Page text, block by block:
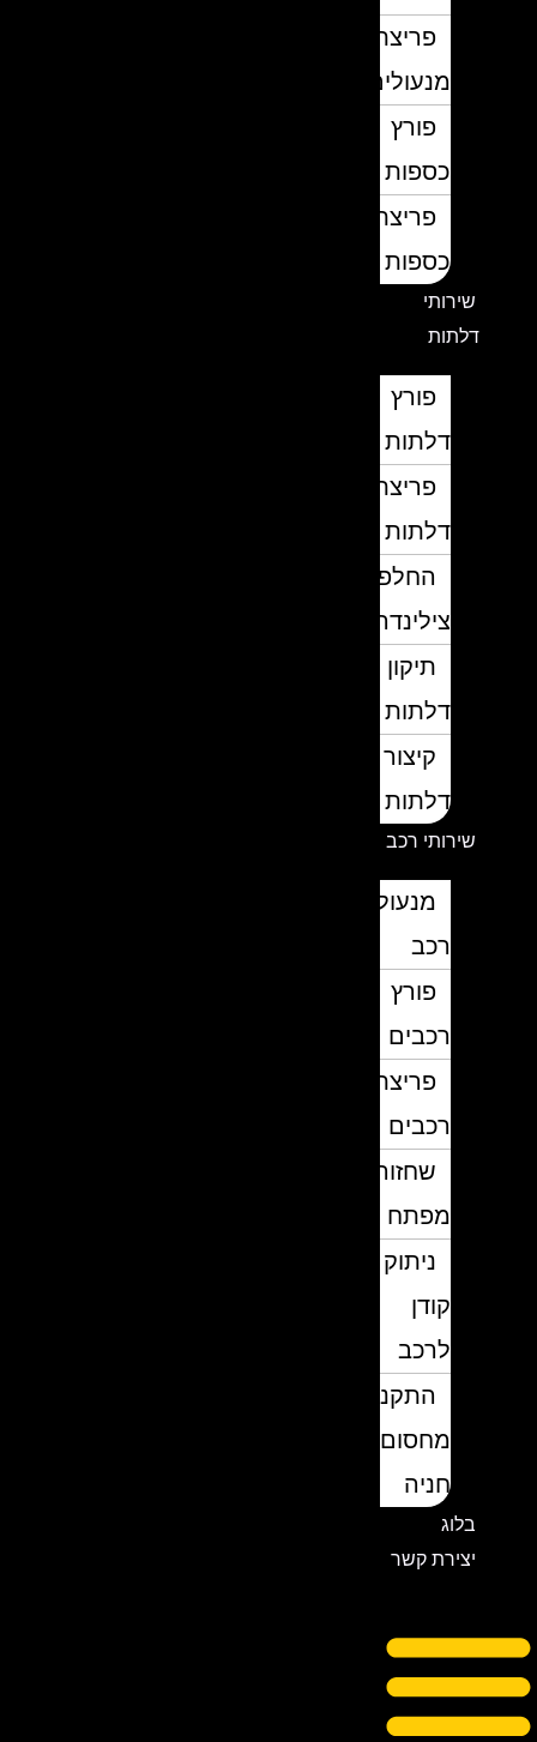
פריצת
מנעולים
פורץ
כספות
פריצת
כספות
שירותי
דלתות
פורץ
דלתות
פריצת
דלתות
החלפת
צילינדרים
תיקון
דלתות
קיצור
דלתות
שירותי רכב
מנעולן
פורץ
רכבים
פריצת
רכבים
שחזור
מפתח
ניתוק
לרכב
התקנת
מחסום
חניה
יצירת קשר